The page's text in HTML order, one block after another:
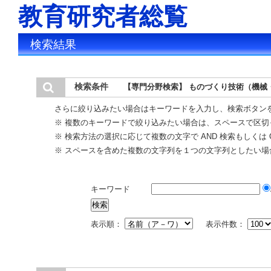
教育研究者総覧
検索結果
検索条件 【専門分野検索】 ものづくり技術（機
さらに絞り込みたい場合はキーワードを入力し、検索ボタ
※ 複数のキーワードで絞り込みたい場合は、スペースで区
※ 検索方法の選択に応じて複数の文字で AND 検索もしくは
※ スペースを含めた複数の文字列を１つの文字列としたい
キーワード
表示順： 表示件数：